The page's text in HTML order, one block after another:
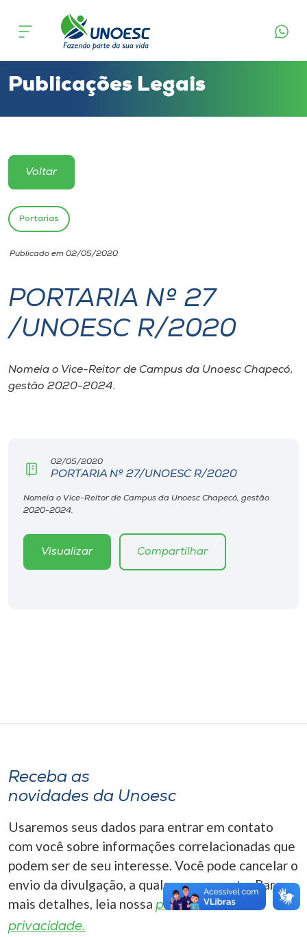
Cursos
Atendimento ao Estudante
Portal de Ensino
Unoesc
Internacionalização
I.nova
Diplomados
CPA
Biblioteca
Editora
A-
Publicações Legais
Voltar
Portarias
Publicado em 02/05/2020
PORTARIA Nº 27
/UNOESC R/2020
Nomeia o Vice-Reitor de Campus da Unoesc Chapecó,
gestão 2020-2024.
02/05/2020
PORTARIA Nº 27/UNOESC R/2020
Nomeia o Vice-Reitor de Campus da Unoesc Chapecó, gestão
2020-2024.
Visualizar Compartilhar
Receba as
novidades da Unoesc
Usaremos seus dados para entrar em contato
com você sobre informações correlacionadas que
podem ser de seu interesse. Você pode cancelar o
envio da divulgação, a qualquer momento. Para
mais detalhes, leia nossa política de
privacidade.